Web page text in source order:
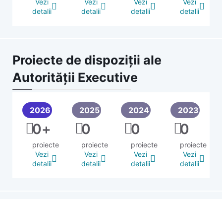
Vezi
detalii
Vezi
detalii
Vezi
detalii
Vezi
detalii
Proiecte de dispoziții ale
Autorității Executive
2026
proiecte
0+
Vezi
detalii
2025
proiecte
0
Vezi
detalii
2024
proiecte
0
Vezi
detalii
2023
proiecte
0
Vezi
detalii